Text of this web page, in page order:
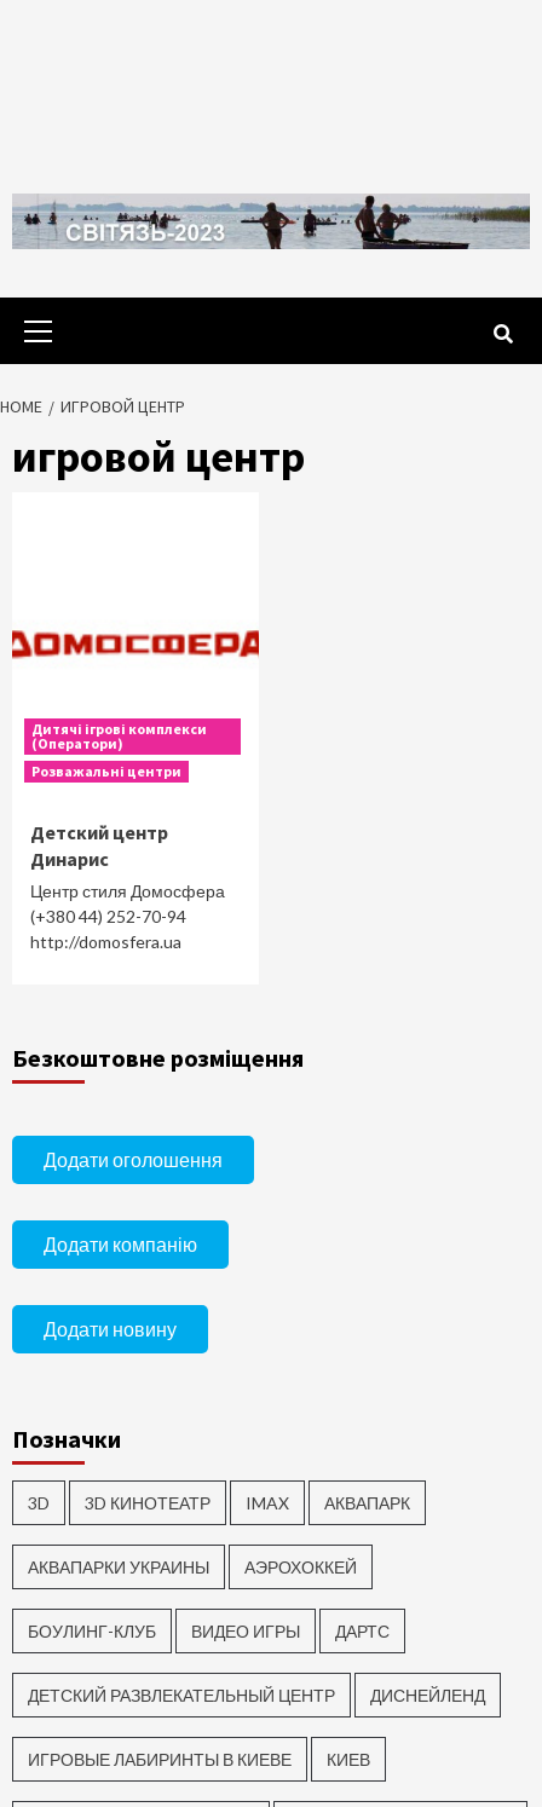
Primary
HOME ИГРОВОЙ ЦЕНТР
игровой центр
Дитячі ігрові комплекси
(Оператори)
Розважальні центри
Детский центр
Динарис
Центр стиля Домосфера
(+380 44) 252-70-94
http://domosfera.ua
Безкоштовне розміщення
Додати оголошення
Додати компанію
Додати новину
Позначки
3D 3D КИНОТЕАТР IMAX АКВАПАРК
АКВАПАРКИ УКРАИНЫ АЭРОХОККЕЙ
БОУЛИНГ-КЛУБ ВИДЕО ИГРЫ ДАРТС
ДЕТСКИЙ РАЗВЛЕКАТЕЛЬНЫЙ ЦЕНТР ДИСНЕЙЛЕНД
ИГРОВЫЕ ЛАБИРИНТЫ В КИЕВЕ КИЕВ